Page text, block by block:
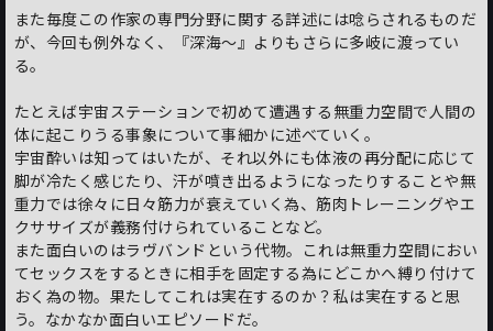
また毎度この作家の専門分野に関する詳述には唸らされるものだ
が、今回も例外なく、『深海～』よりもさらに多岐に渡ってい
る。
たとえば宇宙ステーションで初めて遭遇する無重力空間で人間の
体に起こりうる事象について事細かに述べていく。
宇宙酔いは知ってはいたが、それ以外にも体液の再分配に応じて
脚が冷たく感じたり、汗が噴き出るようになったりすることや無
重力では徐々に日々筋力が衰えていく為、筋肉トレーニングやエ
クササイズが義務付けられていることなど。
また面白いのはラヴバンドという代物。これは無重力空間におい
てセックスをするときに相手を固定する為にどこかへ縛り付けて
おく為の物。果たしてこれは実在するのか？私は実在すると思
う。なかなか面白いエピソードだ。